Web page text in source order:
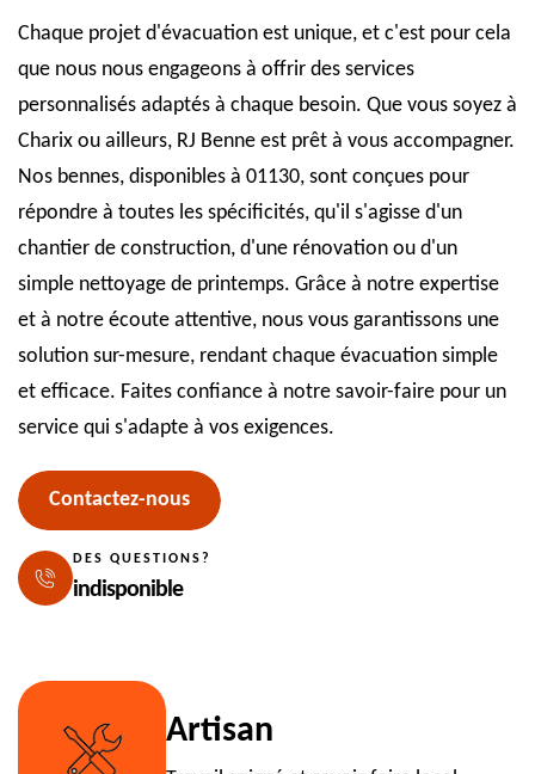
Chaque projet d'évacuation est unique, et c'est pour cela
que nous nous engageons à offrir des services
personnalisés adaptés à chaque besoin. Que vous soyez à
Charix ou ailleurs, RJ Benne est prêt à vous accompagner.
Nos bennes, disponibles à 01130, sont conçues pour
répondre à toutes les spécificités, qu'il s'agisse d'un
chantier de construction, d'une rénovation ou d'un
simple nettoyage de printemps. Grâce à notre expertise
et à notre écoute attentive, nous vous garantissons une
solution sur-mesure, rendant chaque évacuation simple
et efficace. Faites confiance à notre savoir-faire pour un
service qui s'adapte à vos exigences.
Contactez-nous
DES QUESTIONS?
indisponible
Artisan